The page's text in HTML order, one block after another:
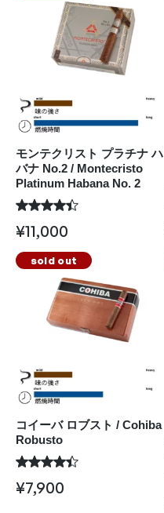
モンテクリスト プラチナ ハ
バナ No.2 / Montecristo
Platinum Habana No. 2
¥11,000
sold out
コイーバ ロブスト / Cohiba
Robusto
¥7,900